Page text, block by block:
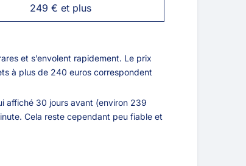
249 € et plus
et s’envolent rapidement. Le prix
à plus de 240 euros correspondent
affiché 30 jours avant (environ 239
Cela reste cependant peu fiable et